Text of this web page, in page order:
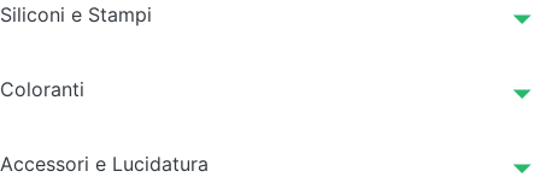
Siliconi e Stampi
Coloranti
Accessori e Lucidatura